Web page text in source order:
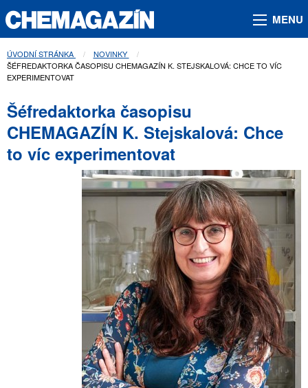
MENU
ÚVODNÍ STRÁNKA
NOVINKY
AKTUÁLNÍ STRÁNKA:
ŠÉFREDAKTORKA ČASOPISU CHEMAGAZÍN K. STEJSKALOVÁ: CHCE TO VÍC
EXPERIMENTOVAT
Šéfredaktorka časopisu
CHEMAGAZÍN K. Stejskalová: Chce
to víc experimentovat